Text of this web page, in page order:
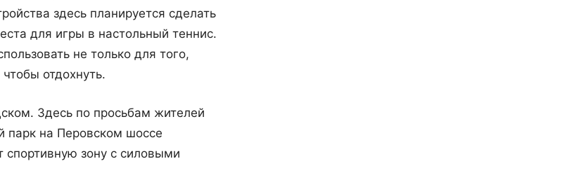
здесь планируется сделать
для игры в настольный теннис.
не только для того,
отдохнуть.
Здесь по просьбам жителей
парк на Перовском шоссе
спортивную зону с силовыми